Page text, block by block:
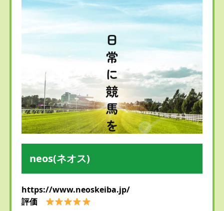
neos(ネオス)
https://www.neoskeiba.jp/
評価